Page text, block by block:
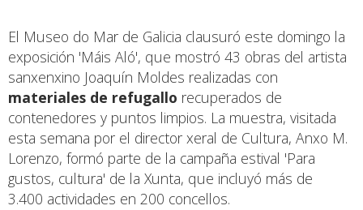
El Museo do Mar de Galicia clausuró este domingo la
exposición 'Máis Aló', que mostró 43 obras del artista
sanxenxino Joaquín Moldes realizadas con
materiales de refugallo recuperados de
contenedores y puntos limpios. La muestra, visitada
esta semana por el director xeral de Cultura, Anxo M.
Lorenzo, formó parte de la campaña estival 'Para
gustos, cultura' de la Xunta, que incluyó más de
3.400 actividades en 200 concellos.